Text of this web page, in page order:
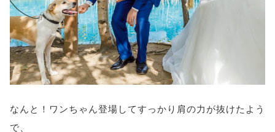
なんと！ワンちゃん登場してすっかり肩の力が抜けたよう
で、